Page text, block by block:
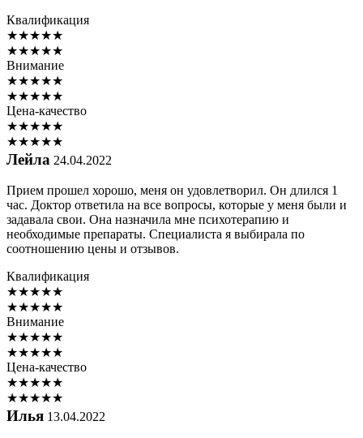
Квалификация
★★★★★
★★★★★
Внимание
★★★★★
★★★★★
Цена-качество
★★★★★
★★★★★
Лейла 24.04.2022
Прием прошел хорошо, меня он удовлетворил. Он длился 1
час. Доктор ответила на все вопросы, которые у меня были и
задавала свои. Она назначила мне психотерапию и
необходимые препараты. Специалиста я выбирала по
соотношению цены и отзывов.
Квалификация
★★★★★
★★★★★
Внимание
★★★★★
★★★★★
Цена-качество
★★★★★
★★★★★
Илья 13.04.2022